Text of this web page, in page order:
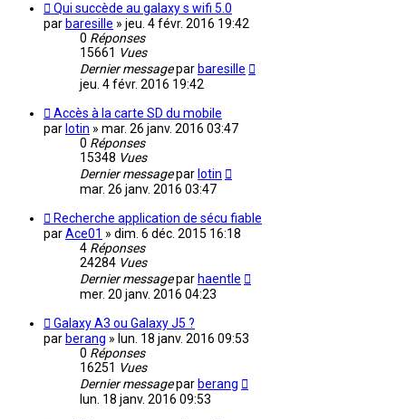
Qui succède au galaxy s wifi 5.0
par baresille » jeu. 4 févr. 2016 19:42
0 Réponses
15661 Vues
Dernier messagepar baresille
jeu. 4 févr. 2016 19:42
Accès à la carte SD du mobile
par lotin » mar. 26 janv. 2016 03:47
0 Réponses
15348 Vues
Dernier messagepar lotin
mar. 26 janv. 2016 03:47
Recherche application de sécu fiable
parAce01 » dim. 6 déc. 2015 16:18
4 Réponses
24284 Vues
Dernier messagepar haentle
mer. 20 janv. 2016 04:23
Galaxy A3 ou Galaxy J5 ?
par berang » lun. 18 janv. 2016 09:53
0 Réponses
16251 Vues
Dernier messagepar berang
lun. 18 janv. 2016 09:53